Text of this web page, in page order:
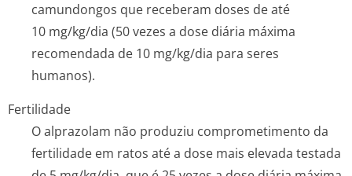
camundongos que receberam doses de até
10 mg/kg/dia (50 vezes a dose diária máxima
recomendada de 10 mg/kg/dia para seres
humanos).
Fertilidade
O alprazolam não produziu comprometimento da
fertilidade em ratos até a dose mais elevada testada